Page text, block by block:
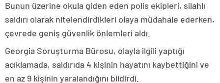
Bunun üzerine okula giden eden polis ekipleri, silahlı
saldırı olarak nitelendirdikleri olaya müdahale ederken,
çevrede geniş güvenlik önlemleri aldı.
Georgia Soruşturma Bürosu, olayla ilgili yaptığı
açıklamada, saldırıda 4 kişinin hayatını kaybettiğini ve
en az 9 kişinin yaralandığını bildirdi.